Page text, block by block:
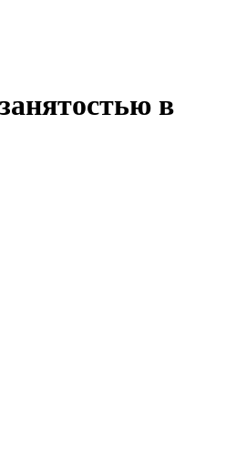
в